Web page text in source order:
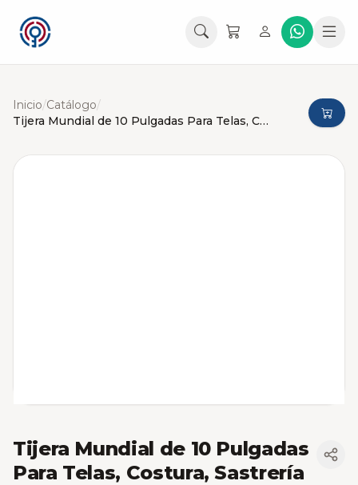
Inicio/Catálogo/
Tijera Mundial de 10 Pulgadas Para Telas, Costura, Sastrería
Tijera Mundial de 10 Pulgadas
Para Telas, Costura, Sastrería